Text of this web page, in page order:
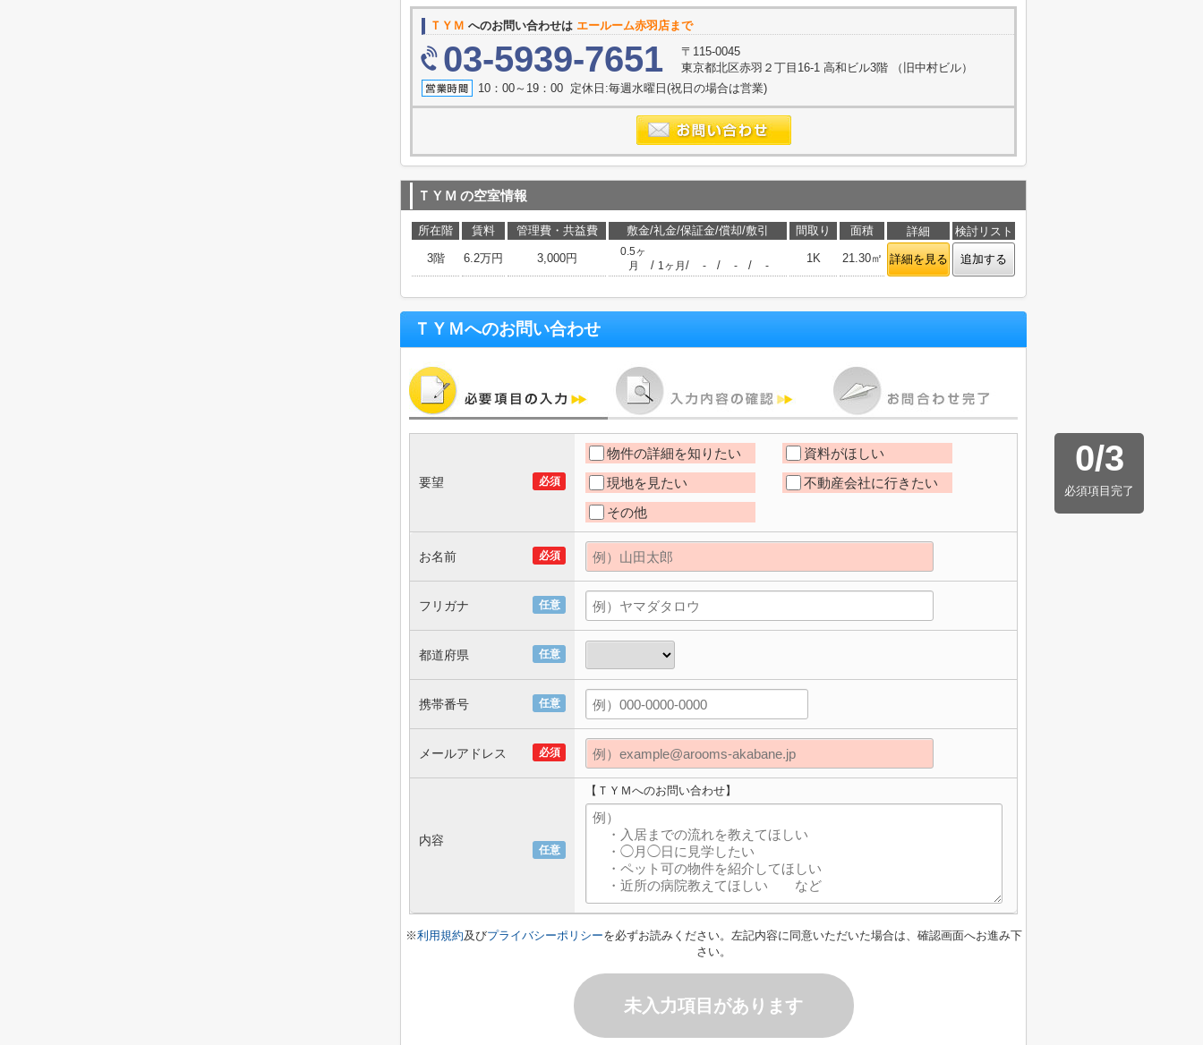
ＴＹＭ へのお問い合わせは エールーム赤羽店まで
03-5939-7651
〒115-0045
東京都北区赤羽２丁目16-1 高和ビル3階 （旧中村ビル）
10：00～19：00 定休日:毎週水曜日(祝日の場合は営業)
ＴＹＭ の空室情報
所在階 賃料 管理費・共益費 敷金/礼金/保証金/償却/敷引 間取り 面積 詳細
検討リスト
3階
6.2万円 3,000円
0.5ヶ
月
/ 1ヶ月 / - / - / -
1K 21.30㎡ 詳細を見る 追加する
ＴＹＭへのお問い合わせ
0/3
必須項目完了
必須
要望
物件の詳細を知りたい
資料がほしい
現地を見たい
不動産会社に行きたい
その他
必須
お名前
任意
フリガナ
任意
都道府県
任意
携帯番号
必須
メールアドレス
任意
内容
【ＴＹＭへのお問い合わせ】
※利用規約及びプライバシーポリシーを必ずお読みください。左記内容に同意いただいた場合は、確認画面へお進み下
さい。
未入力項目があります